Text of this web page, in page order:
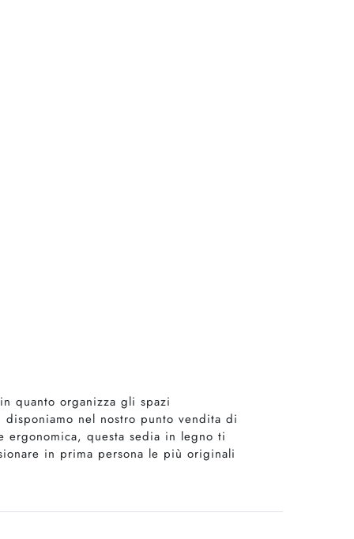
quanto organizza gli spazi
nel nostro punto vendita di
ergonomica, questa sedia in legno ti
in prima persona le più originali